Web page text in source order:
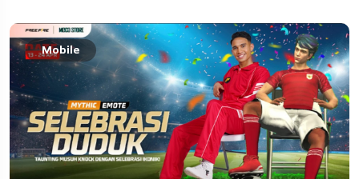
Mobile